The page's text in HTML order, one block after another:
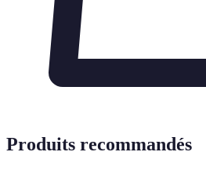
Produits recommandés